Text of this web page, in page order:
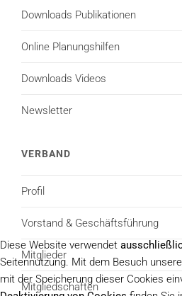
Downloads Publikationen
Online Planungshilfen
Downloads Videos
Newsletter
VERBAND
Profil
Vorstand & Geschäftsführung
Mitglieder
Mitgliedschaften
Diese Website verwendet
Seitennutzung. Mit dem Besuch
mit der Speicherung dieser Cookies